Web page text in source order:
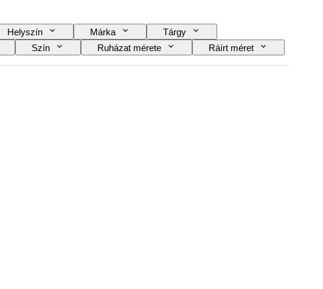
Helyszín Márka
Tárgy
Szín Ruházat mérete
Ráírt méret